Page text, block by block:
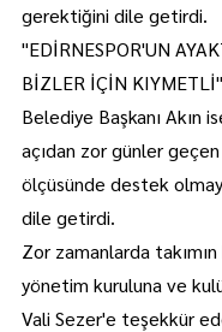
gerektiğini dile getirdi.
"EDİRNESPOR'UN
BİZLER İÇİN KIYMETLİ"
Belediye Başkanı Akın
açıdan zor günler
ölçüsünde destek
dile getirdi.
Zor zamanlarda takımın
yönetim kuruluna ve
Vali Sezer'e teşekkür